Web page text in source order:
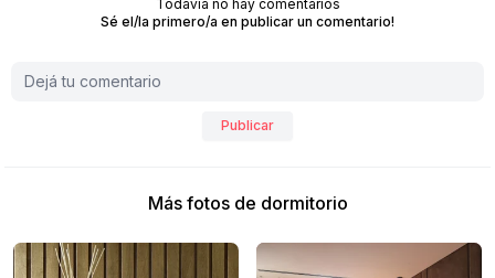
Todavía no hay comentarios
Sé el/la primero/a en publicar un comentario!
Publicar
Más fotos de dormitorio